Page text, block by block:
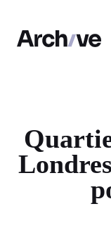
contenu